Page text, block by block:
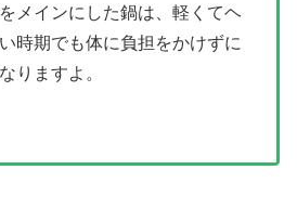
メインにした鍋は、軽くてヘ
時期でも体に負担をかけずに
りますよ。